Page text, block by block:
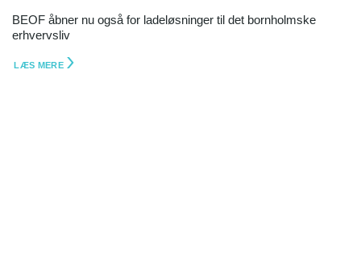
BEOF åbner nu også for ladeløsninger til det bornholmske
erhvervsliv
LÆS MERE